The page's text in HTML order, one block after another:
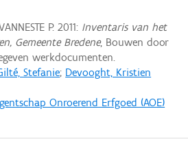
P. 2011: Inventaris van het
Gemeente Bredene, Bouwen door
werkdocumenten.
Stefanie; Devooght, Kristien
Onroerend Erfgoed (AOE)